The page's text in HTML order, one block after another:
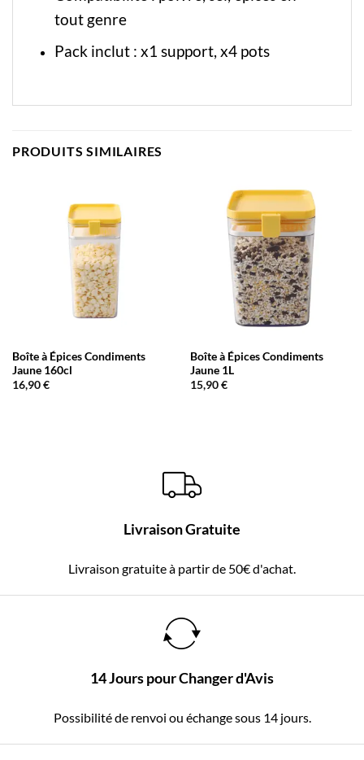
tout genre
Pack inclut : x1 support, x4 pots
PRODUITS SIMILAIRES
Boîte à Épices Condiments
Jaune 160cl
16,90€
Boîte à Épices Condiments
Jaune 1L
15,90€
Livraison Gratuite
Livraison gratuite à partir de 50€ d'achat.
14 Jours pour Changer d'Avis
Possibilité de renvoi ou échange sous 14 jours.